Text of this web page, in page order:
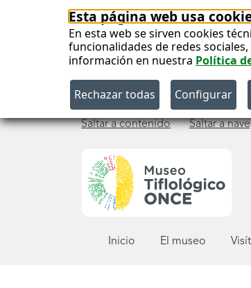
Esta página web usa
En esta web se sirven cookies
funcionalidades de redes
información en nuestra Política
Saltar a contenido Saltar a
Inicio El museo